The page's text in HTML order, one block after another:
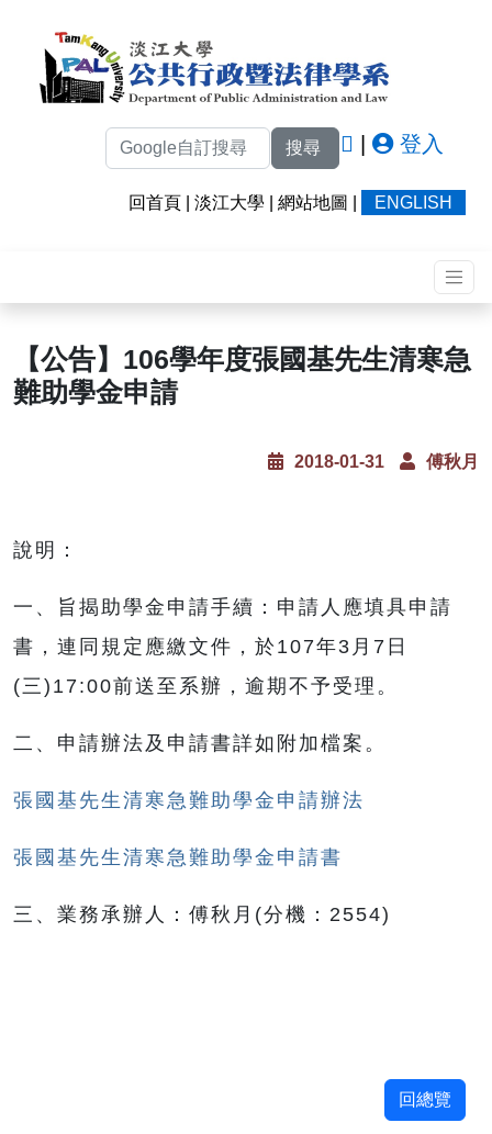
搜尋 登入
回首頁 淡江大學 網站地圖 ENGLISH
【公告】106學年度張國基先生清寒急
難助學金申請
2018-01-31 傅秋月
說明：
一、旨揭助學金申請手續：申請人應填具申請
書，連同規定應繳文件，於107年3月7日
(三)17:00前送至系辦，逾期不予受理。
二、申請辦法及申請書詳如附加檔案。
張國基先生清寒急難助學金申請辦法
張國基先生清寒急難助學金申請書
三、業務承辦人：傅秋月(分機：2554)
回總覽